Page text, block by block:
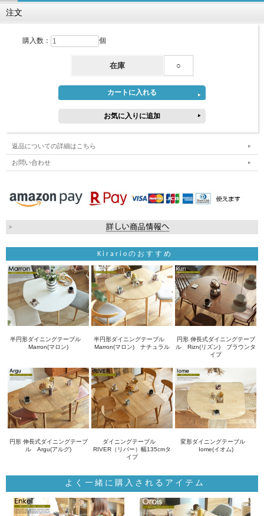
注文
購入数： 個
在庫 ○
返品についての詳細はこちら
お問い合わせ
Kirarioのおすすめ
半円形ダイニングテーブル
Marron(マロン)
半円形ダイニングテーブル
Marron(マロン) ナチュラル
円形 伸長式ダイニングテーブ
ル Rizn(リズン) ブラウンタ
イプ
円形 伸長式ダイニングテーブ
ル Argu(アルグ)
ダイニングテーブル
RIVER（リバー）幅135cmタ
イプ
変形ダイニングテーブル
Iome(イオム)
よく一緒に購入されるアイテム